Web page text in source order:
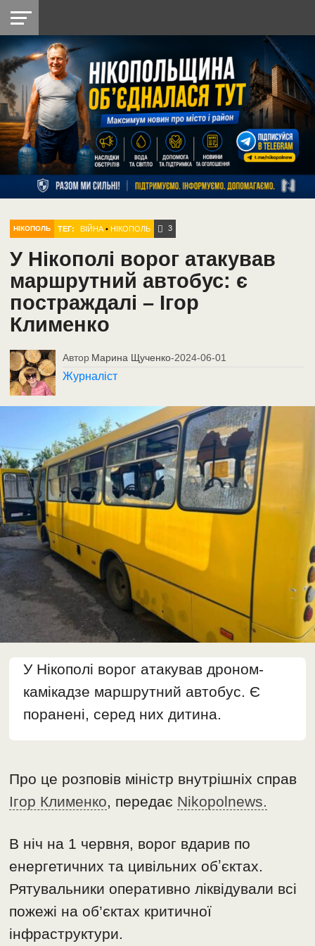
НІКОПОЛЬ
РАЙОН
СІЧЕСЛАВСЬКА
УКРАЇНА
РЕТРО
НІКОПОЛЬ
ЛАЙТ
УКРАЇНА
ДОПОМОГА
РАДІО
НІКОПОЛЬ ТЕГ: ВІЙНА •НІКОПОЛЬ 3
У Нікополі ворог атакував
маршрутний автобус: є
постраждалі – Ігор
Клименко
Автор Марина Щученко-2024-06-01
Журналіст
У Нікополі ворог атакував дроном-
камікадзе маршрутний автобус. Є
поранені, серед них дитина.
Про це розповів міністр внутрішніх справ
Ігор Клименко, передає Nikopolnews.
В ніч на 1 червня, ворог вдарив по
енергетичних та цивільних обʼєктах.
Рятувальники оперативно ліквідували всі
пожежі на об’єктах критичної
інфраструктури.